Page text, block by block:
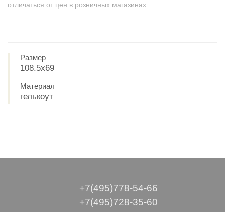
отличаться от цен в розничных магазинах.
Размер
108.5х69
Материал
гелькоут
+7(495)778-54-66
+7(495)728-35-60